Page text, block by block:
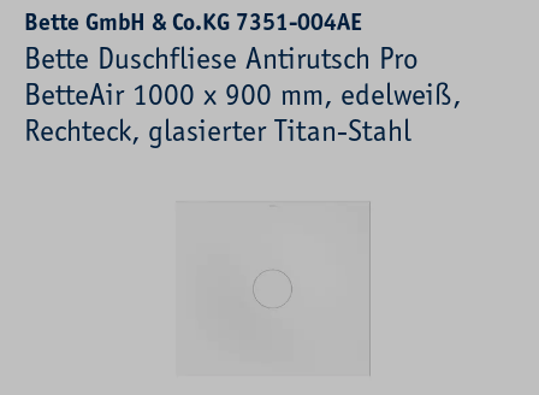
Bette GmbH & Co.KG 7351-004AE
Bette Duschfliese Antirutsch Pro
BetteAir 1000 x 900 mm, edelweiß,
Rechteck, glasierter Titan-Stahl